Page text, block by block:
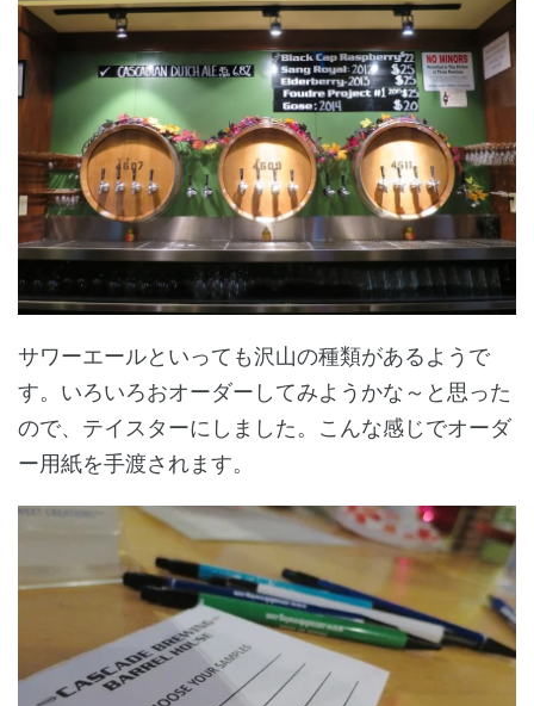
サワーエールといっても沢山の種類があるようで
す。いろいろおオーダーしてみようかな～と思った
ので、テイスターにしました。こんな感じでオーダ
ー用紙を手渡されます。